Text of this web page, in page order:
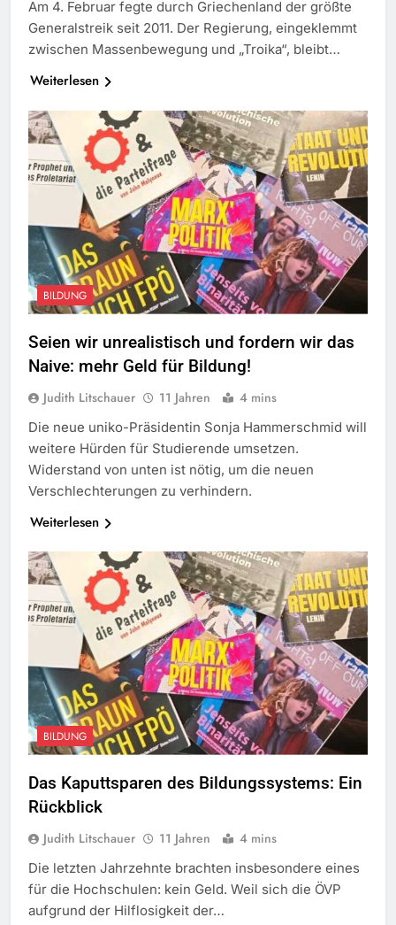
Am 4. Februar fegte durch Griechenland der größte
Generalstreik seit 2011. Der Regierung, eingeklemmt
zwischen Massenbewegung und „Troika“, bleibt…
Weiterlesen
BILDUNG
Seien wir unrealistisch und fordern wir das
Naive: mehr Geld für Bildung!
Judith Litschauer 11 Jahren 4 mins
Die neue uniko-Präsidentin Sonja Hammerschmid will
weitere Hürden für Studierende umsetzen.
Widerstand von unten ist nötig, um die neuen
Verschlechterungen zu verhindern.
Weiterlesen
BILDUNG
Das Kaputtsparen des Bildungssystems: Ein
Rückblick
Judith Litschauer 11 Jahren 4 mins
Die letzten Jahrzehnte brachten insbesondere eines
für die Hochschulen: kein Geld. Weil sich die ÖVP
aufgrund der Hilflosigkeit der…